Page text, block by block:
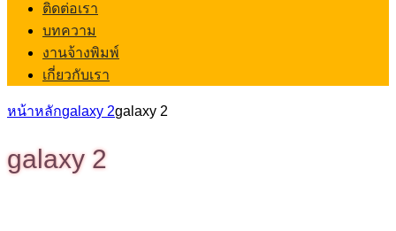
ติดต่อเรา
บทความ
งานจ้างพิมพ์
เกี่ยวกับเรา
หน้าหลักgalaxy 2galaxy 2
galaxy 2